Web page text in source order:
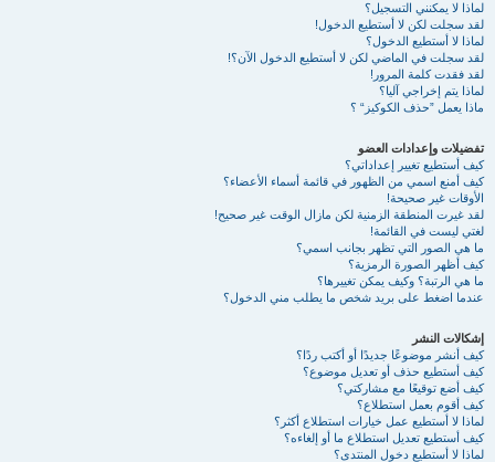
لماذا لا يمكنني التسجيل؟
لقد سجلت لكن لا أستطيع الدخول!
لماذا لا أستطيع الدخول؟
لقد سجلت في الماضي لكن لا أستطيع الدخول الآن؟!
لقد فقدت كلمة المرور!
لماذا يتم إخراجي آليا؟
ماذا يعمل ”حذف الكوكيز“ ؟
تفضيلات وإعدادات العضو
كيف أستطيع تغيير إعداداتي؟
كيف أمنع اسمي من الظهور في قائمة أسماء الأعضاء؟
الأوقات غير صحيحة!
لقد غيرت المنطقة الزمنية لكن مازال الوقت غير صحيح!
لغتي ليست في القائمة!
ما هي الصور التي تظهر بجانب اسمي؟
كيف أظهر الصورة الرمزية؟
ما هي الرتبة؟ وكيف يمكن تغييرها؟
عندما اضغط على بريد شخص ما يطلب مني الدخول؟
إشكالات النشر
كيف أنشر موضوعًا جديدًا أو أكتب ردًا؟
كيف أستطيع حذف أو تعديل موضوع؟
كيف أضع توقيعًا مع مشاركتي؟
كيف أقوم بعمل استطلاع؟
لماذا لا أستطيع عمل خيارات استطلاع أكثر؟
كيف أستطيع تعديل استطلاع ما أو إلغاءه؟
لماذا لا أستطيع دخول المنتدى؟